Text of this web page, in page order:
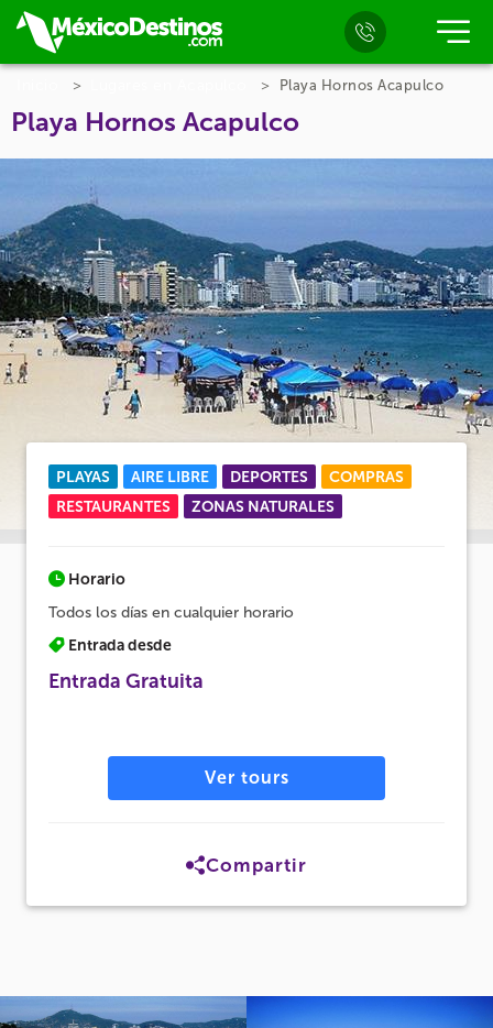
Playa Hornos Acapulco
Playa Hornos Acapulco
PLAYAS AIRE LIBRE DEPORTES
COMPRAS
RESTAURANTES
ZONAS NATURALES
Horario
Todos los días en cualquier horario
Entrada desde
Entrada Gratuita
Ver tours
Compartir